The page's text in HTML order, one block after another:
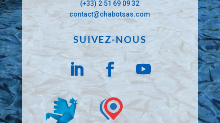
(+33) 2 51 69 09 32
contact@chabotsas.com
SUIVEZ-NOUS